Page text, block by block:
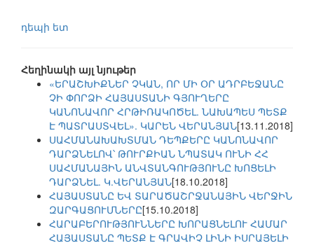
դեպի ետ
Հեղինակի այլ նյութեր
«ԵՐԱՇԽԻՔՆԵՐ ՉԿԱՆ, ՈՐ ՄԻ ՕՐ ԱԴՐԲԵՋԱՆԸ
ՉԻ ՓՈՐՁԻ ՀԱՅԱՍՏԱՆԻ ԳՅՈՒՂԵՐԸ
ԿԱՆՈՆԱՎՈՐ ՀՐԹԻՌԱԿՈԾԵԼ. ՆԱԽԱՊԵՍ ՊԵՏՔ
Է ՊԱՏՐԱՍՏՎԵԼ». ԿԱՐԵՆ ՎԵՐԱՆՅԱՆ[13.11.2018]
ՍԱՀՄԱՆԱԽԱԽՏՄԱՆ ԴԵՊՔԵՐԸ ԿԱՆՈՆԱՎՈՐ
ԴԱՐՁՆԵԼՈՎ՝ ԹՈՒՐՔԻԱՆ ՆՊԱՏԱԿ ՈՒՆԻ ՀՀ
ՍԱՀՄԱՆԱՅԻՆ ԱՆՎՏԱՆԳՈՒԹՅՈՒՆԸ ԽՈՑԵԼԻ
ԴԱՐՁՆԵԼ. Կ.ՎԵՐԱՆՅԱՆ[18.10.2018]
ՀԱՅԱՍՏԱՆԸ ԵՎ ՏԱՐԱԾԱՇՐՋԱՆԱՅԻՆ ՎԵՐՋԻՆ
ԶԱՐԳԱՑՈՒՄՆԵՐԸ[15.10.2018]
ՀԱՐԱԲԵՐՈՒԹՅՈՒՆՆԵՐԸ ԽՈՐԱՑՆԵԼՈՒ ՀԱՄԱՐ
ՀԱՅԱՍՏԱՆԸ ՊԵՏՔ Է ԳՐԱՎԻՉ ԼԻՆԻ ԻՍՐԱՅԵԼԻ